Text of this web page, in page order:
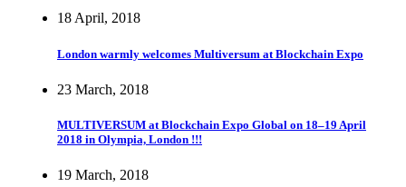
18 April, 2018
London warmly welcomes Multiversum at Blockchain Expo
23 March, 2018
MULTIVERSUM at Blockchain Expo Global on 18–19 April
2018 in Olympia, London !!!
19 March, 2018